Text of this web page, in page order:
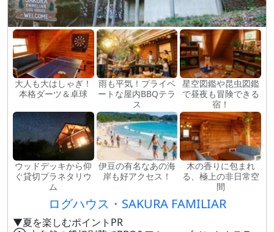
大人も大はしゃぎ！
本格ダーツ＆卓球
雨も平気！プライベ
ートな屋内BBQテラ
ス
星空図鑑や昆虫図鑑
で昼夜も冒険できる
宿！
ウッドデッキから仰
ぐ貸切プラネタリウ
ム
伊豆の有名なあの海
岸も好アクセス！
木の香りに包まれ
る、極上の非日常空
間
ログハウス・SAKURA FAMILIAR
▼夏を楽しむポイントPR